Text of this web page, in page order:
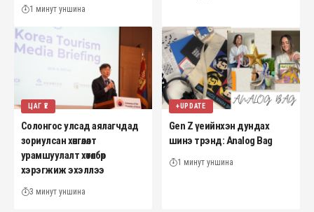
1 минут уншина
ЦАГ ҮЕ
Солонгос улсад аялагчдад
зориулсан хөнгөлөлт
урамшуулалт хөтөлбөр
хэрэгжиж эхэллээ
3 минут уншина
+UPDATE
Gen Z үеийнхэн дундах
шинэ трэнд: Analog Bag
1 минут уншина